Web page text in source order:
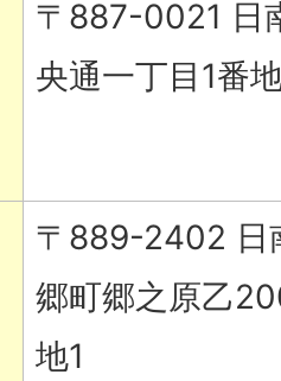
〒887-0021 日
央通一丁目1番
〒889-2402 日
郷町郷之原乙
地1